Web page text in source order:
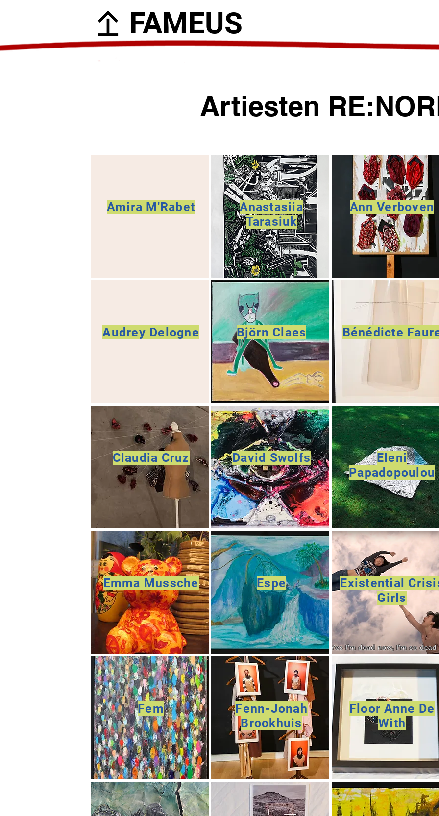
FAMEUS
Artiesten
Amira M'Rabet
Audrey Delogne
Claudia Cruz
Emma Mussche
Fem
Anastasiia
Tarasiuk
Björn Claes
David Swolfs
Espe
Fenn-Jonah
Brookhuis
Ann Verboven
Bénédicte
Eleni
Papadopoulou
Existential
Girls
Floor Anne De
With